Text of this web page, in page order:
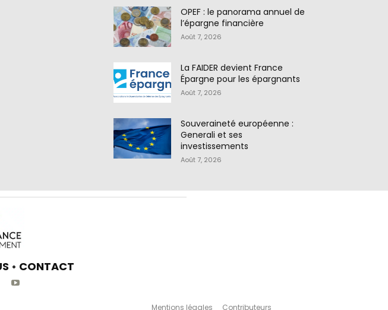
OPEF : le panorama annuel de
l’épargne financière
Août 7, 2026
La FAIDER devient France
Épargne pour les épargnants
Août 7, 2026
Souveraineté européenne :
Generali et ses
investissements
Août 7, 2026
• CONTACT
Mentions légales Contributeurs